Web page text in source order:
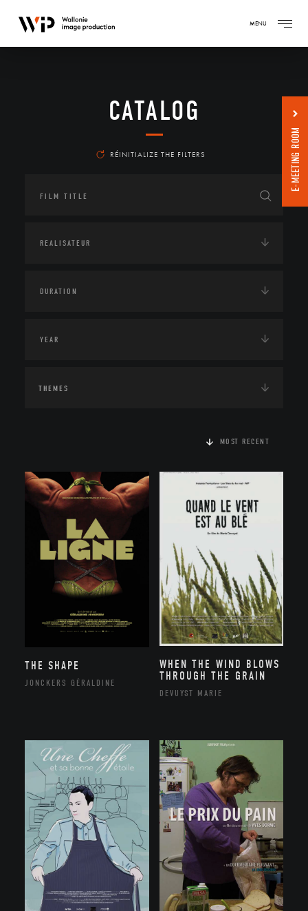
MENU
CATALOG
RÉINITIALIZE THE FILTERS
THEMES
MOST RECENT
THE SHAPE
JONCKERS GÉRALDINE
WHEN THE WIND BLOWS
THROUGH THE GRAIN
DEVUYST MARIE
E-MEETING ROOM